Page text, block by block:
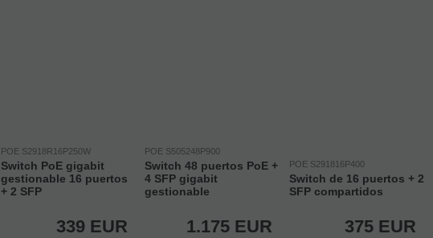
POE S2918R16P250W
Switch PoE gigabit
gestionable 16 puertos
+ 2 SFP
339 EUR
POE S505248P900
Switch 48 puertos PoE +
4 SFP gigabit
gestionable
1.175 EUR
POE S291816P400
Switch de 16 puertos + 2
SFP compartidos
375 EUR